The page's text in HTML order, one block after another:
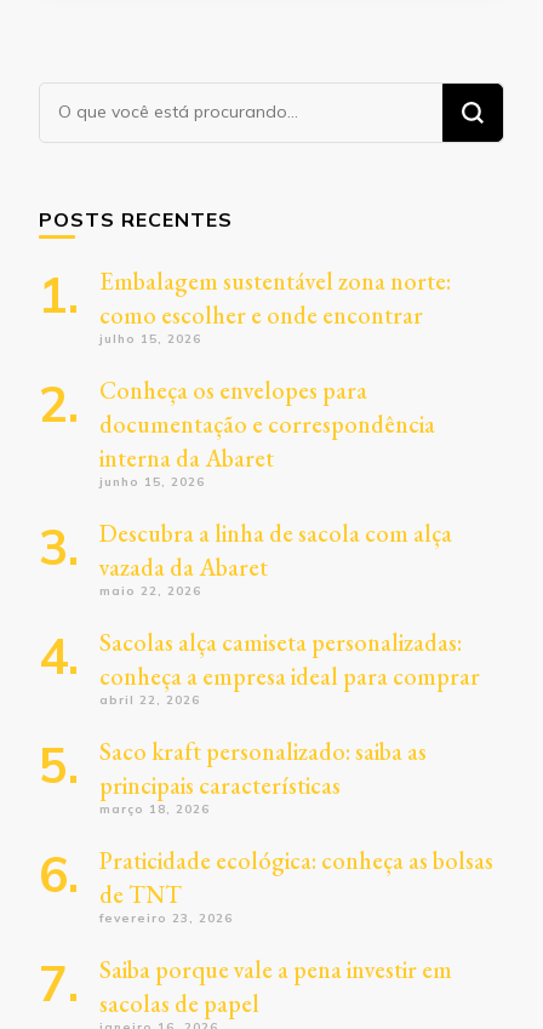
Procurando
algo?
POSTS RECENTES
Embalagem sustentável zona norte:
como escolher e onde encontrar
julho 15, 2026
Conheça os envelopes para
documentação e correspondência
interna da Abaret
junho 15, 2026
Descubra a linha de sacola com alça
vazada da Abaret
maio 22, 2026
Sacolas alça camiseta personalizadas:
conheça a empresa ideal para comprar
abril 22, 2026
Saco kraft personalizado: saiba as
principais características
março 18, 2026
Praticidade ecológica: conheça as bolsas
de TNT
fevereiro 23, 2026
Saiba porque vale a pena investir em
sacolas de papel